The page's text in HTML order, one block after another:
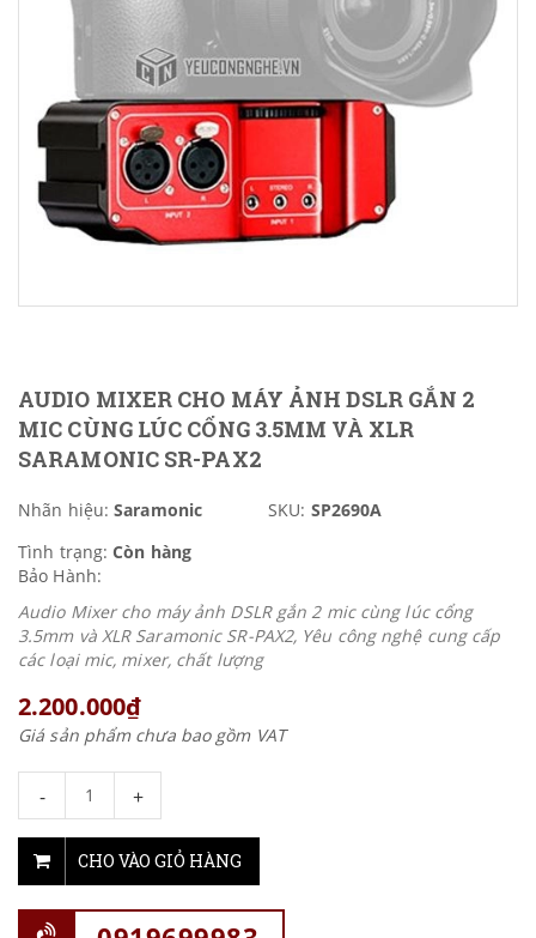
AUDIO MIXER CHO MÁY ẢNH DSLR GẮN 2
MIC CÙNG LÚC CỔNG 3.5MM VÀ XLR
SARAMONIC SR-PAX2
Nhãn hiệu: Saramonic SKU: SP2690A
Tình trạng: Còn hàng
Bảo Hành:
Audio Mixer cho máy ảnh DSLR gắn 2 mic cùng lúc cổng
3.5mm và XLR Saramonic SR-PAX2, Yêu công nghệ cung cấp
các loại mic, mixer, chất lượng
2.200.000₫
Giá sản phẩm chưa bao gồm VAT
- +
CHO VÀO GIỎ HÀNG